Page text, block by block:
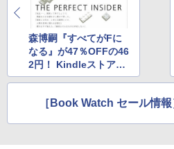
森博嗣『すべてがFに
なる』が47％OFFの46
2円！ Kindleストアで
人気作家の代表作を集
［Book Watch セール情